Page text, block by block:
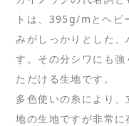
トは、395g/mとヘビ
みがしっかりとした
す。その分シワにも
ただける生地です。
多色使いの糸により
地の生地ですが非常